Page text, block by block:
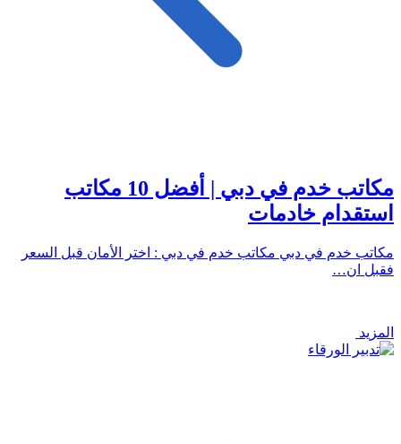
مكاتب خدم في دبي | أفضل 10 مكاتب
استقدام خادمات
مكاتب خدم في دبي مكاتب خدم في دبي : اختر الأمان قبل السعر
فقبل ان…
المزيد